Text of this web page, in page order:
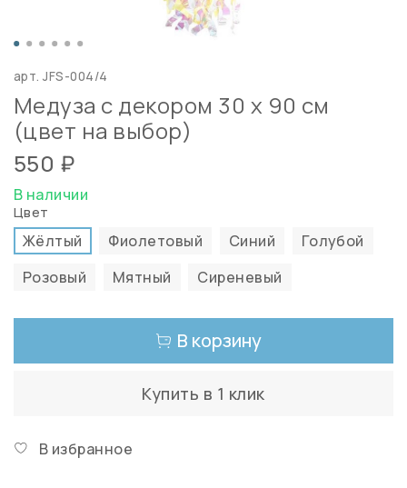
арт.JFS-004/4
Медуза с декором 30 х 90 см
(цвет на выбор)
550 ₽
В наличии
Цвет
Жёлтый Фиолетовый Синий
Голубой
Розовый
Мятный Сиреневый
В корзину
Купить в 1 клик
В избранное